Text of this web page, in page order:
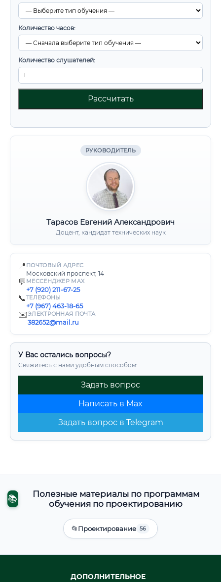
Количество часов:
Количество слушателей:
Рассчитать
РУКОВОДИТЕЛЬ
Тарасов Евгений Александрович
Доцент, кандидат технических наук
📍 ПОЧТОВЫЙ АДРЕС
Московский проспект, 14
💬 МЕССЕНДЖЕР MAX
+7 (920) 211-67-25
📞ТЕЛЕФОНЫ
+7 (967) 463-18-65
✉️ЭЛЕКТРОННАЯ ПОЧТА
382652@mail.ru
У Вас остались вопросы?
Свяжитесь с нами удобным способом:
Задать вопрос
Написать в Max
Задать вопрос в Telegram
📚
Полезные материалы по программам
обучения по проектированию
📂Проектирование 56
ДОПОЛНИТЕЛЬНОЕ